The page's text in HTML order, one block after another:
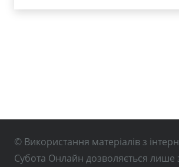
© Використання матеріалів з
Субота Онлайн дозволяється лише